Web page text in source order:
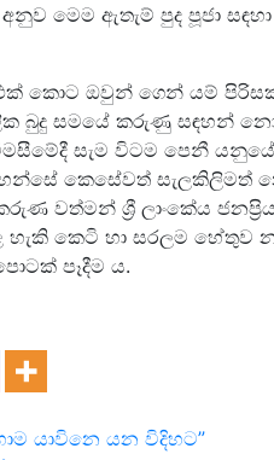
මෙම ඇතැම් පුද පූජා
කොට ඔවුන් ගෙන් යම්
බුදු සමයේ කරුණු සඳහන්
සැම විටම පෙනී
කෙසේවත්
වත්මන් ශ්‍රී ලාංකේය
හැකි කෙටි හා සරලම හේතුව
පෑදීම ය.
යාවිනෙ යන විදිහට”